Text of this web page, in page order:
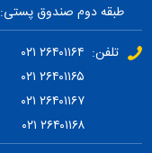
طبقه دوم صندوق پستی: ۱۹۱۹۶۱۴۵۵۳
تلفن: ۲۶۴۰۱۱۶۴ ۰۲۱
۲۶۴۰۱۱۶۷ ۰۲۱
۲۶۴۰۱۱۶۸ ۰۲۱